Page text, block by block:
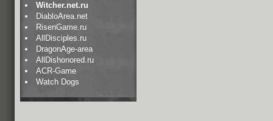
Witcher.net.ru
DiabloArea.net
RisenGame.ru
AllDisciples.ru
DragonAge-area
AllDishonored.ru
ACR-Game
Watch Dogs